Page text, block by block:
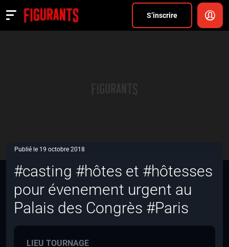
S’inscrire
Actualités
Publié le 19 octobre 2018
#casting #hôtes et #hôtesses
pour évenement urgent au
Palais des Congrès #Paris
LIEU TOURNAGE